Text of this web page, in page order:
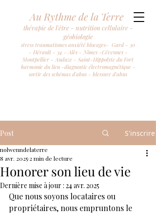
Au Rythme de la Terre
thérapie de l'être - nutrition cellulaire -
géobiologie
stress traumatismes anxiété blocages- Gard - 30
- Hérault - 34 - Alès - Nîmes -Cévennes -
Montpellier - Anduze - Saint-Hippolyte du Fort
harmonie du lieu -diagnostic électromagnétique -
sortir des schémas d'abus - blessure d'abus
Post S'inscrire
Honorer son lieu de vie
nolwenndelaterre
8 avr. 2025 2 min de lecture
Dernière mise à jour : 24 avr. 2025
Que nous soyons locataires ou
propriétaires, nous empruntons le